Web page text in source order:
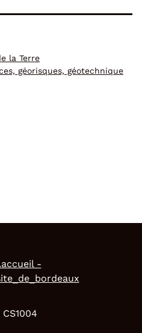
la Terre
géorisques, géotechnique